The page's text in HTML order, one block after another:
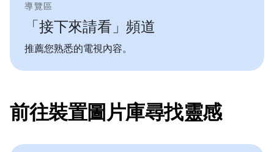
導覽區
「接下來請看」頻道
推薦您熟悉的電視內容。
前往裝置圖片庫尋找靈感